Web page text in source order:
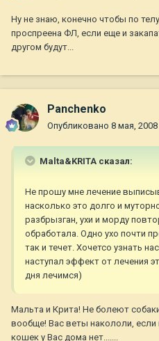
Ну не знаю, конечно чтобы по
проспреена ФЛ, если еще и
другом будут...
Panchenko
Опубликовано 8 мая, 2008
Malta&KRITA сказал:
Не прошу мне лечение
насколько это долго и
разбрызган, ухи и морду
обработала. Одно ухо почти
так и течет. Хочетсо узнать
наступал эффект от лечения
дня лечимся)
Мальта и Крита! Не болеют
вообще! Вас веты накололи, если
кошек у Вас дома нет.......